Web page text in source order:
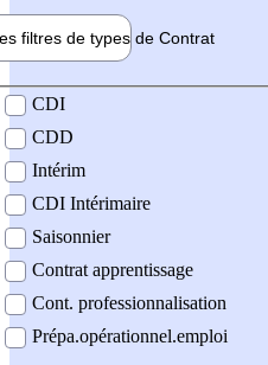
filtres de types de Contrat
contrat
CDI
CDD
Intérim
CDI Intérimaire
Saisonnier
Contrat apprentissage
Cont. professionnalisation
Prépa.opérationnel.emploi